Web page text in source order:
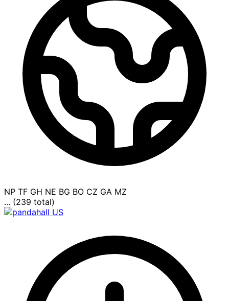
NP TF GH NE BG BO CZ GA MZ
... (239 total)